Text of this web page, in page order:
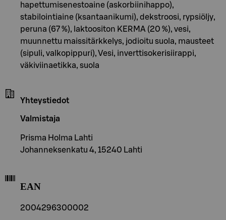
hapettumisenestoaine (askorbiinihappo),
stabilointiaine (ksantaanikumi), dekstroosi, rypsiöljy,
peruna (67 %), laktoositon KERMA (20 %), vesi,
muunnettu maissitärkkelys, jodioitu suola, mausteet
(sipuli, valkopippuri), Vesi, inverttisokerisiirappi,
väkiviinaetikka, suola
Yhteystiedot
Valmistaja
Prisma Holma Lahti
Johanneksenkatu 4, 15240 Lahti
EAN
2004296300002